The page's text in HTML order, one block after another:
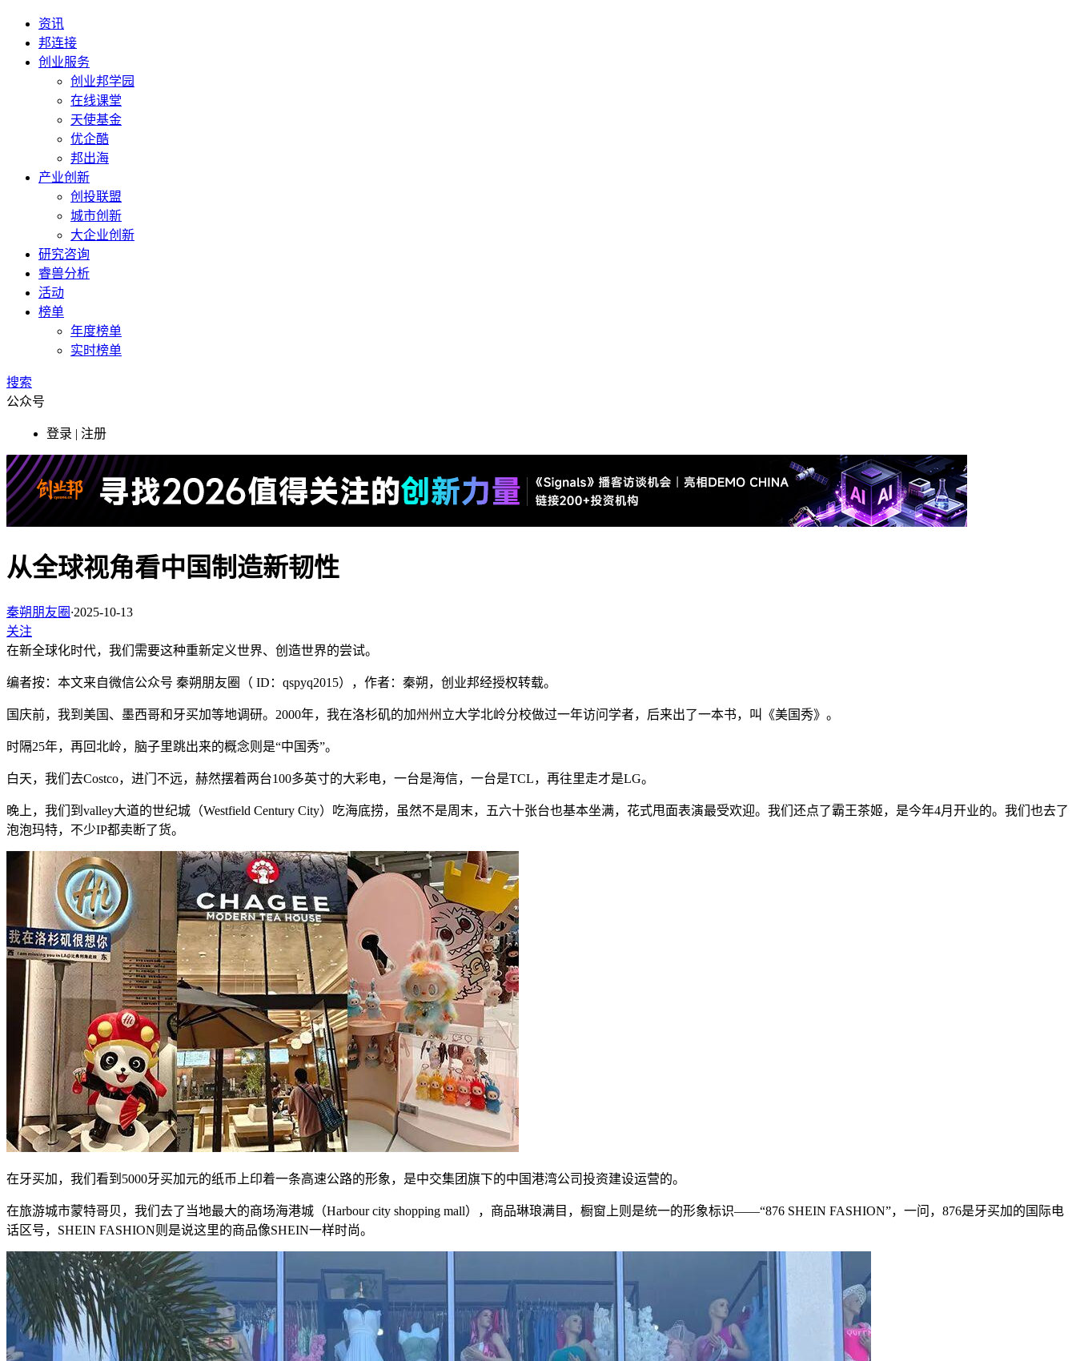
资讯
邦连接
创业服务
创业邦学园
在线课堂
天使基金
优企酷
邦出海
产业创新
创投联盟
城市创新
大企业创新
研究咨询
睿兽分析
活动
榜单
年度榜单
实时榜单
搜索
公众号
登录 | 注册
从全球视角看中国制造新韧性
秦朔朋友圈 ·2025-10-13
关注
在新全球化时代，我们需要这种重新定义世界、创造世界的尝试。
编者按：本文来自微信公众号 秦朔朋友圈（ ID：qspyq2015），作者：秦朔，创业邦经授权转载。
国庆前，我到美国、墨西哥和牙买加等地调研。2000年，我在洛杉矶的加州州立大学北岭分校做过一年访问学者，后来出了一本书，叫《美国秀》。
时隔25年，再回北岭，脑子里跳出来的概念则是“中国秀”。
白天，我们去Costco，进门不远，赫然摆着两台100多英寸的大彩电，一台是海信，一台是TCL，再往里走才是LG。
晚上，我们到valley大道的世纪城（Westfield Century City）吃海底捞，虽然不是周末，五六十张台也基本坐满，花式甩面表演最受欢迎。我们还点了霸王茶姬，是今年4月开业的。我们也去了
泡泡玛特，不少IP都卖断了货。
在牙买加，我们看到5000牙买加元的纸币上印着一条高速公路的形象，是中交集团旗下的中国港湾公司投资建设运营的。
在旅游城市蒙特哥贝，我们去了当地最大的商场海港城（Harbour city shopping mall），商品琳琅满目，橱窗上则是统一的形象标识——“876 SHEIN FASHION”，一问，876是牙买加的国际电
话区号，SHEIN FASHION则是说这里的商品像SHEIN一样时尚。